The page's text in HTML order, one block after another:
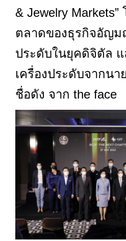
& Jewelry Markets”
ตลาดของธุรกิจอัญม
ประดับในยุคดิจิตัล
เครื่องประดับจากน
ชื่อดัง จาก the face